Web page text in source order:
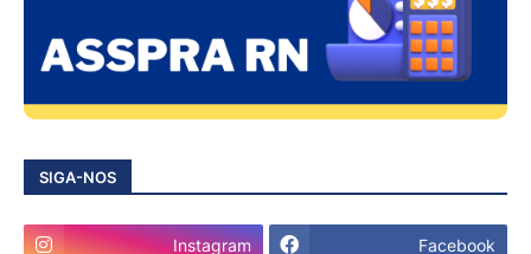
SIGA-NOS
Instagram Facebook